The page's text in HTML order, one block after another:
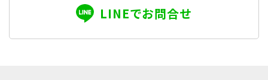
LINEでお問合せ